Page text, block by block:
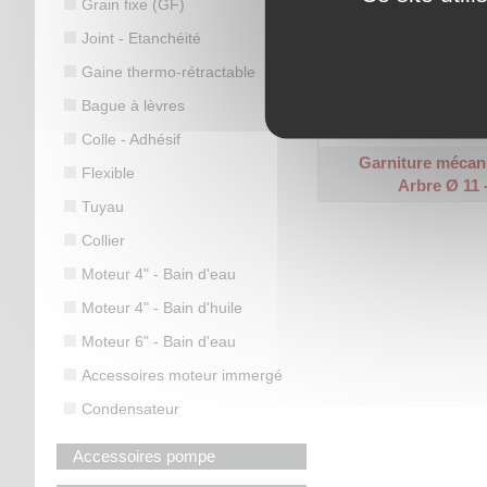
Grain fixe (GF)
Joint - Etanchéité
Gaine thermo-rétractable
Bague à lèvres
Colle - Adhésif
Flexible
Tuyau
Collier
Moteur 4" - Bain d'eau
Moteur 4" - Bain d'huile
Moteur 6" - Bain d'eau
Accessoires moteur immergé
Condensateur
Accessoires pompe
Joints : Nitrile - Cage/
Garniture
Arbre Ø 11